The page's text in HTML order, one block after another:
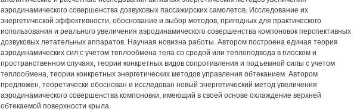
аэродинамического совершенства дозвуковых пассажирских самолетов. Исследование их
энергетической эффективности, обоснование и выбор методов, пригодных для практического
использования и реального увеличения аэродинамического совершенства компоновок перспективных
дозвуковых летательных аппаратов. Научная новизна работы. Автором построена единая теория
аэродинамических сил с учетом теплообмена тела со средой или теплоподвода в плоском и
пространственном случаях, теории конкретных видов сопротивления и подъемной силы с учетом
теплообмена, теории конкретных энергетических методов управления обтеканием. Автором
предложен, теоретически обоснован и исследован новый энергетический метод увеличения
аэродинамического совершенства компоновки, имеющий в своей основе охлаждение верхней
обтекаемой поверхности крыла.